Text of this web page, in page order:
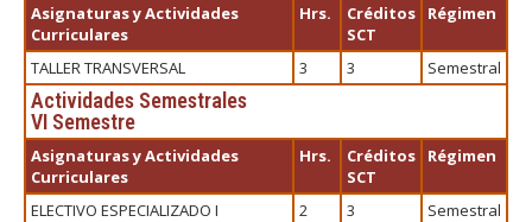
Asignaturas y Actividades
Curriculares
Hrs.
Créditos
SCT
Régimen
TALLER TRANSVERSAL 3 3 Semestral
Actividades Semestrales
VI Semestre
Asignaturas y Actividades
Curriculares
Hrs.
Créditos
SCT
Régimen
ELECTIVO ESPECIALIZADO I 2 3 Semestral